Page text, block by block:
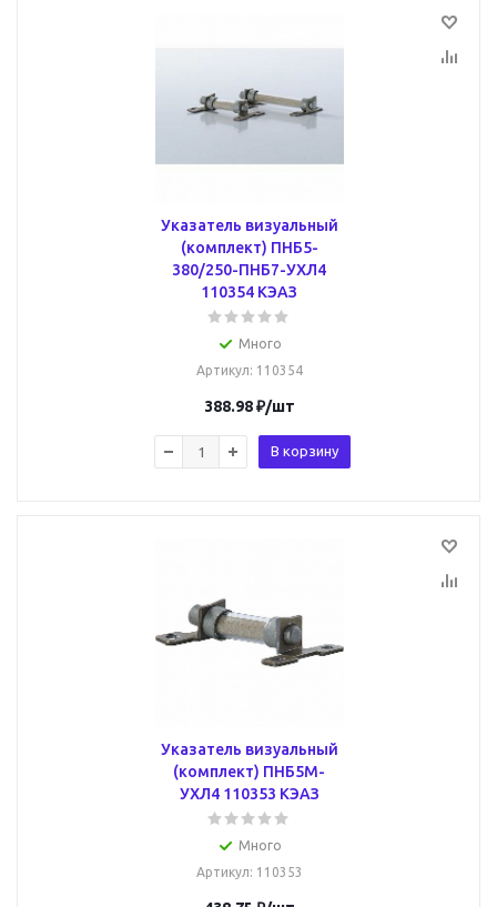
Указатель визуальный
(комплект) ПНБ5-
380/250-ПНБ7-УХЛ4
110354 КЭАЗ
Много
Артикул: 110354
388.98₽/шт
В корзину
Указатель визуальный
(комплект) ПНБ5М-
УХЛ4 110353 КЭАЗ
Много
Артикул: 110353